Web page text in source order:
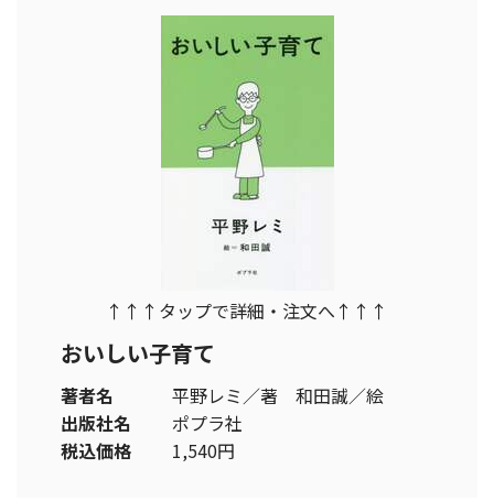
↑↑↑タップで詳細・注文へ↑↑↑
おいしい子育て
著者名
平野レミ／著 和田誠／絵
出版社名
ポプラ社
税込価格
1,540円